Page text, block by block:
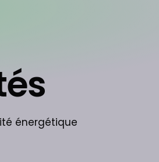
énergétique